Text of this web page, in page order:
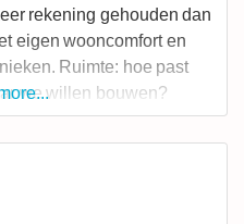
rekening gehouden dan
eigen wooncomfort en
Ruimte: hoe past
we willen bouwen?
Hoe kunnen we
we ons huishoudelijk